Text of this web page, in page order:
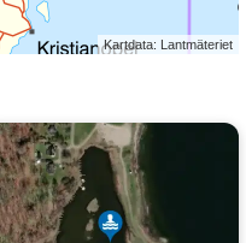
Kartdata: Lantmäteriet